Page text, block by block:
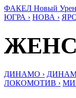
ФАКЕЛ Новый
ЮГРА › НОВА ›
ДИНАМО ›
ЛОКОМОТИВ ›